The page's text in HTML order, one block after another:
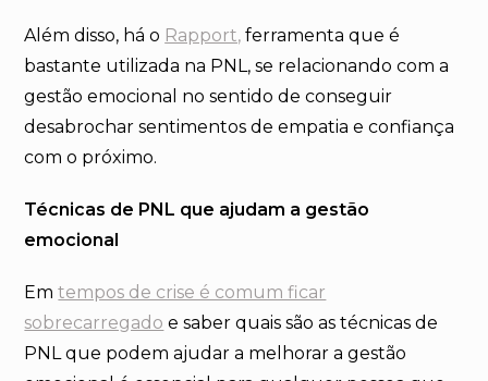
Além disso, há o Rapport, ferramenta que é
bastante utilizada na PNL, se relacionando com a
gestão emocional no sentido de conseguir
desabrochar sentimentos de empatia e confiança
com o próximo.
Técnicas de PNL que ajudam a gestão
emocional
Emtempos de crise é comum ficar
sobrecarregado e saber quais são as técnicas de
PNL que podem ajudar a melhorar a gestão